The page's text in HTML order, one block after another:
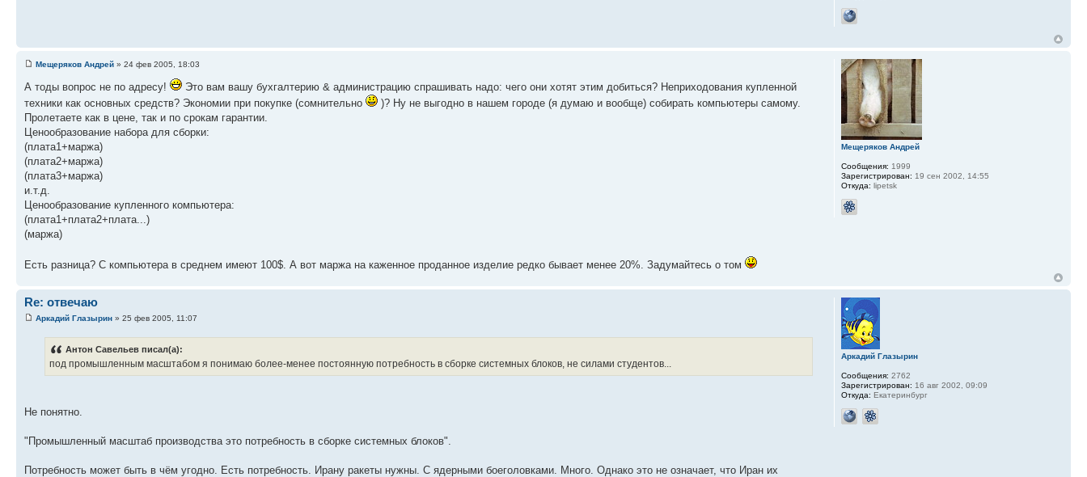
Мещеряков Андрей » 24 фев 2005, 18:03
А тоды вопрос не по адресу!
Это вам вашу бухгалтерию & администрацию спрашивать надо: чего они хотят этим добиться? Неприходования купленной
техники как основных средств? Экономии при покупке (сомнительно
)? Ну не выгодно в нашем городе (я думаю и вообще) собирать компьютеры самому.
Пролетаете как в цене, так и по срокам гарантии.
Ценообразование набора для сборки:
(плата1+маржа)
(плата2+маржа)
(плата3+маржа)
и.т.д.
Ценообразование купленного компьютера:
(плата1+плата2+плата...)
(маржа)
Есть разница? С компьютера в среднем имеют 100$. А вот маржа на каженное проданное изделие редко бывает менее 20%. Задумайтесь о том
Мещеряков Андрей
Сообщения: 1999
Зарегистрирован: 19 сен 2002, 14:55
Откуда: lipetsk
Re: отвечаю
Аркадий Глазырин » 25 фев 2005, 11:07
Антон Савельев писал(а):
под промышленным масштабом я понимаю более-менее постоянную потребность в сборке системных блоков, не силами студентов...
Не понятно.
"Промышленный масштаб производства это потребность в сборке системных блоков".
Потребность может быть в чём угодно. Есть потребность. Ирану ракеты нужны. С ядерными боеголовками. Много. Однако это не означает, что Иран их
Аркадий Глазырин
Сообщения: 2762
Зарегистрирован: 16 авг 2002, 09:09
Откуда: Екатеринбург